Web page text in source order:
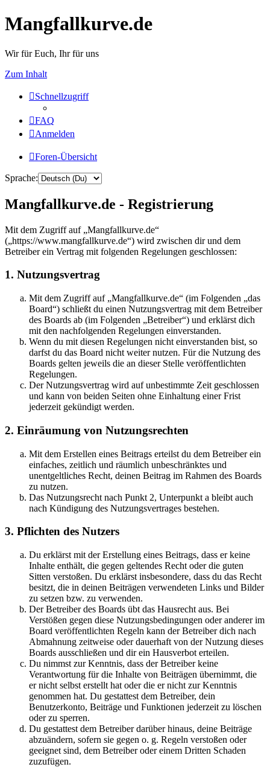
Mangfallkurve.de
Wir für Euch, Ihr für uns
Zum Inhalt
Schnellzugriff
FAQ
Anmelden
Foren-Übersicht
Sprache:
Mangfallkurve.de - Registrierung
Mit dem Zugriff auf „Mangfallkurve.de“
(„https://www.mangfallkurve.de“) wird zwischen dir und dem
Betreiber ein Vertrag mit folgenden Regelungen geschlossen:
1. Nutzungsvertrag
Mit dem Zugriff auf „Mangfallkurve.de“ (im Folgenden „das
Board“) schließt du einen Nutzungsvertrag mit dem Betreiber
des Boards ab (im Folgenden „Betreiber“) und erklärst dich
mit den nachfolgenden Regelungen einverstanden.
Wenn du mit diesen Regelungen nicht einverstanden bist, so
darfst du das Board nicht weiter nutzen. Für die Nutzung des
Boards gelten jeweils die an dieser Stelle veröffentlichten
Regelungen.
Der Nutzungsvertrag wird auf unbestimmte Zeit geschlossen
und kann von beiden Seiten ohne Einhaltung einer Frist
jederzeit gekündigt werden.
2. Einräumung von Nutzungsrechten
Mit dem Erstellen eines Beitrags erteilst du dem Betreiber ein
einfaches, zeitlich und räumlich unbeschränktes und
unentgeltliches Recht, deinen Beitrag im Rahmen des Boards
zu nutzen.
Das Nutzungsrecht nach Punkt 2, Unterpunkt a bleibt auch
nach Kündigung des Nutzungsvertrages bestehen.
3. Pflichten des Nutzers
Du erklärst mit der Erstellung eines Beitrags, dass er keine
Inhalte enthält, die gegen geltendes Recht oder die guten
Sitten verstoßen. Du erklärst insbesondere, dass du das Recht
besitzt, die in deinen Beiträgen verwendeten Links und Bilder
zu setzen bzw. zu verwenden.
Der Betreiber des Boards übt das Hausrecht aus. Bei
Verstößen gegen diese Nutzungsbedingungen oder anderer im
Board veröffentlichten Regeln kann der Betreiber dich nach
Abmahnung zeitweise oder dauerhaft von der Nutzung dieses
Boards ausschließen und dir ein Hausverbot erteilen.
Du nimmst zur Kenntnis, dass der Betreiber keine
Verantwortung für die Inhalte von Beiträgen übernimmt, die
er nicht selbst erstellt hat oder die er nicht zur Kenntnis
genommen hat. Du gestattest dem Betreiber, dein
Benutzerkonto, Beiträge und Funktionen jederzeit zu löschen
oder zu sperren.
Du gestattest dem Betreiber darüber hinaus, deine Beiträge
abzuändern, sofern sie gegen o. g. Regeln verstoßen oder
geeignet sind, dem Betreiber oder einem Dritten Schaden
zuzufügen.